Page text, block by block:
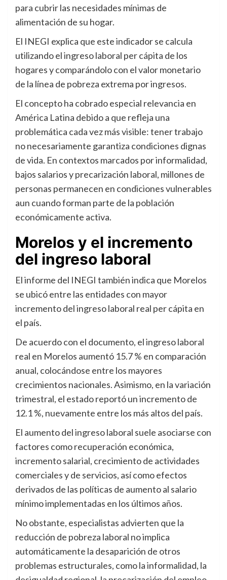
para cubrir las necesidades mínimas de
alimentación de su hogar.
El INEGI explica que este indicador se calcula
utilizando el ingreso laboral per cápita de los
hogares y comparándolo con el valor monetario
de la línea de pobreza extrema por ingresos.
El concepto ha cobrado especial relevancia en
América Latina debido a que refleja una
problemática cada vez más visible: tener trabajo
no necesariamente garantiza condiciones dignas
de vida. En contextos marcados por informalidad,
bajos salarios y precarización laboral, millones de
personas permanecen en condiciones vulnerables
aun cuando forman parte de la población
económicamente activa.
Morelos y el incremento
del ingreso laboral
El informe del INEGI también indica que Morelos
se ubicó entre las entidades con mayor
incremento del ingreso laboral real per cápita en
el país.
De acuerdo con el documento, el ingreso laboral
real en Morelos aumentó 15.7 % en comparación
anual, colocándose entre los mayores
crecimientos nacionales. Asimismo, en la variación
trimestral, el estado reportó un incremento de
12.1 %, nuevamente entre los más altos del país.
El aumento del ingreso laboral suele asociarse con
factores como recuperación económica,
incremento salarial, crecimiento de actividades
comerciales y de servicios, así como efectos
derivados de las políticas de aumento al salario
mínimo implementadas en los últimos años.
No obstante, especialistas advierten que la
reducción de pobreza laboral no implica
automáticamente la desaparición de otros
problemas estructurales, como la informalidad, la